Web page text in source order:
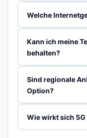
Welche
Kann ich meine
behalten?
Sind regionale
Option?
Wie wirkt sich